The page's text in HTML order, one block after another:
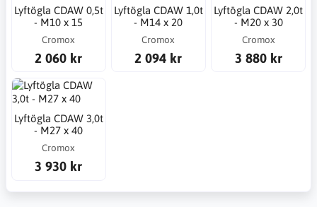
Lyftögla CDAW 0,5t
- M10 x 15
Cromox
2 060 kr
Lyftögla CDAW 1,0t
- M14 x 20
Cromox
2 094 kr
Lyftögla CDAW 2,0t
- M20 x 30
Cromox
3 880 kr
Lyftögla CDAW 3,0t
- M27 x 40
Cromox
3 930 kr